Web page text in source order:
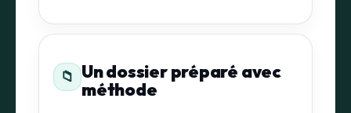
📁
Un dossier préparé avec
méthode